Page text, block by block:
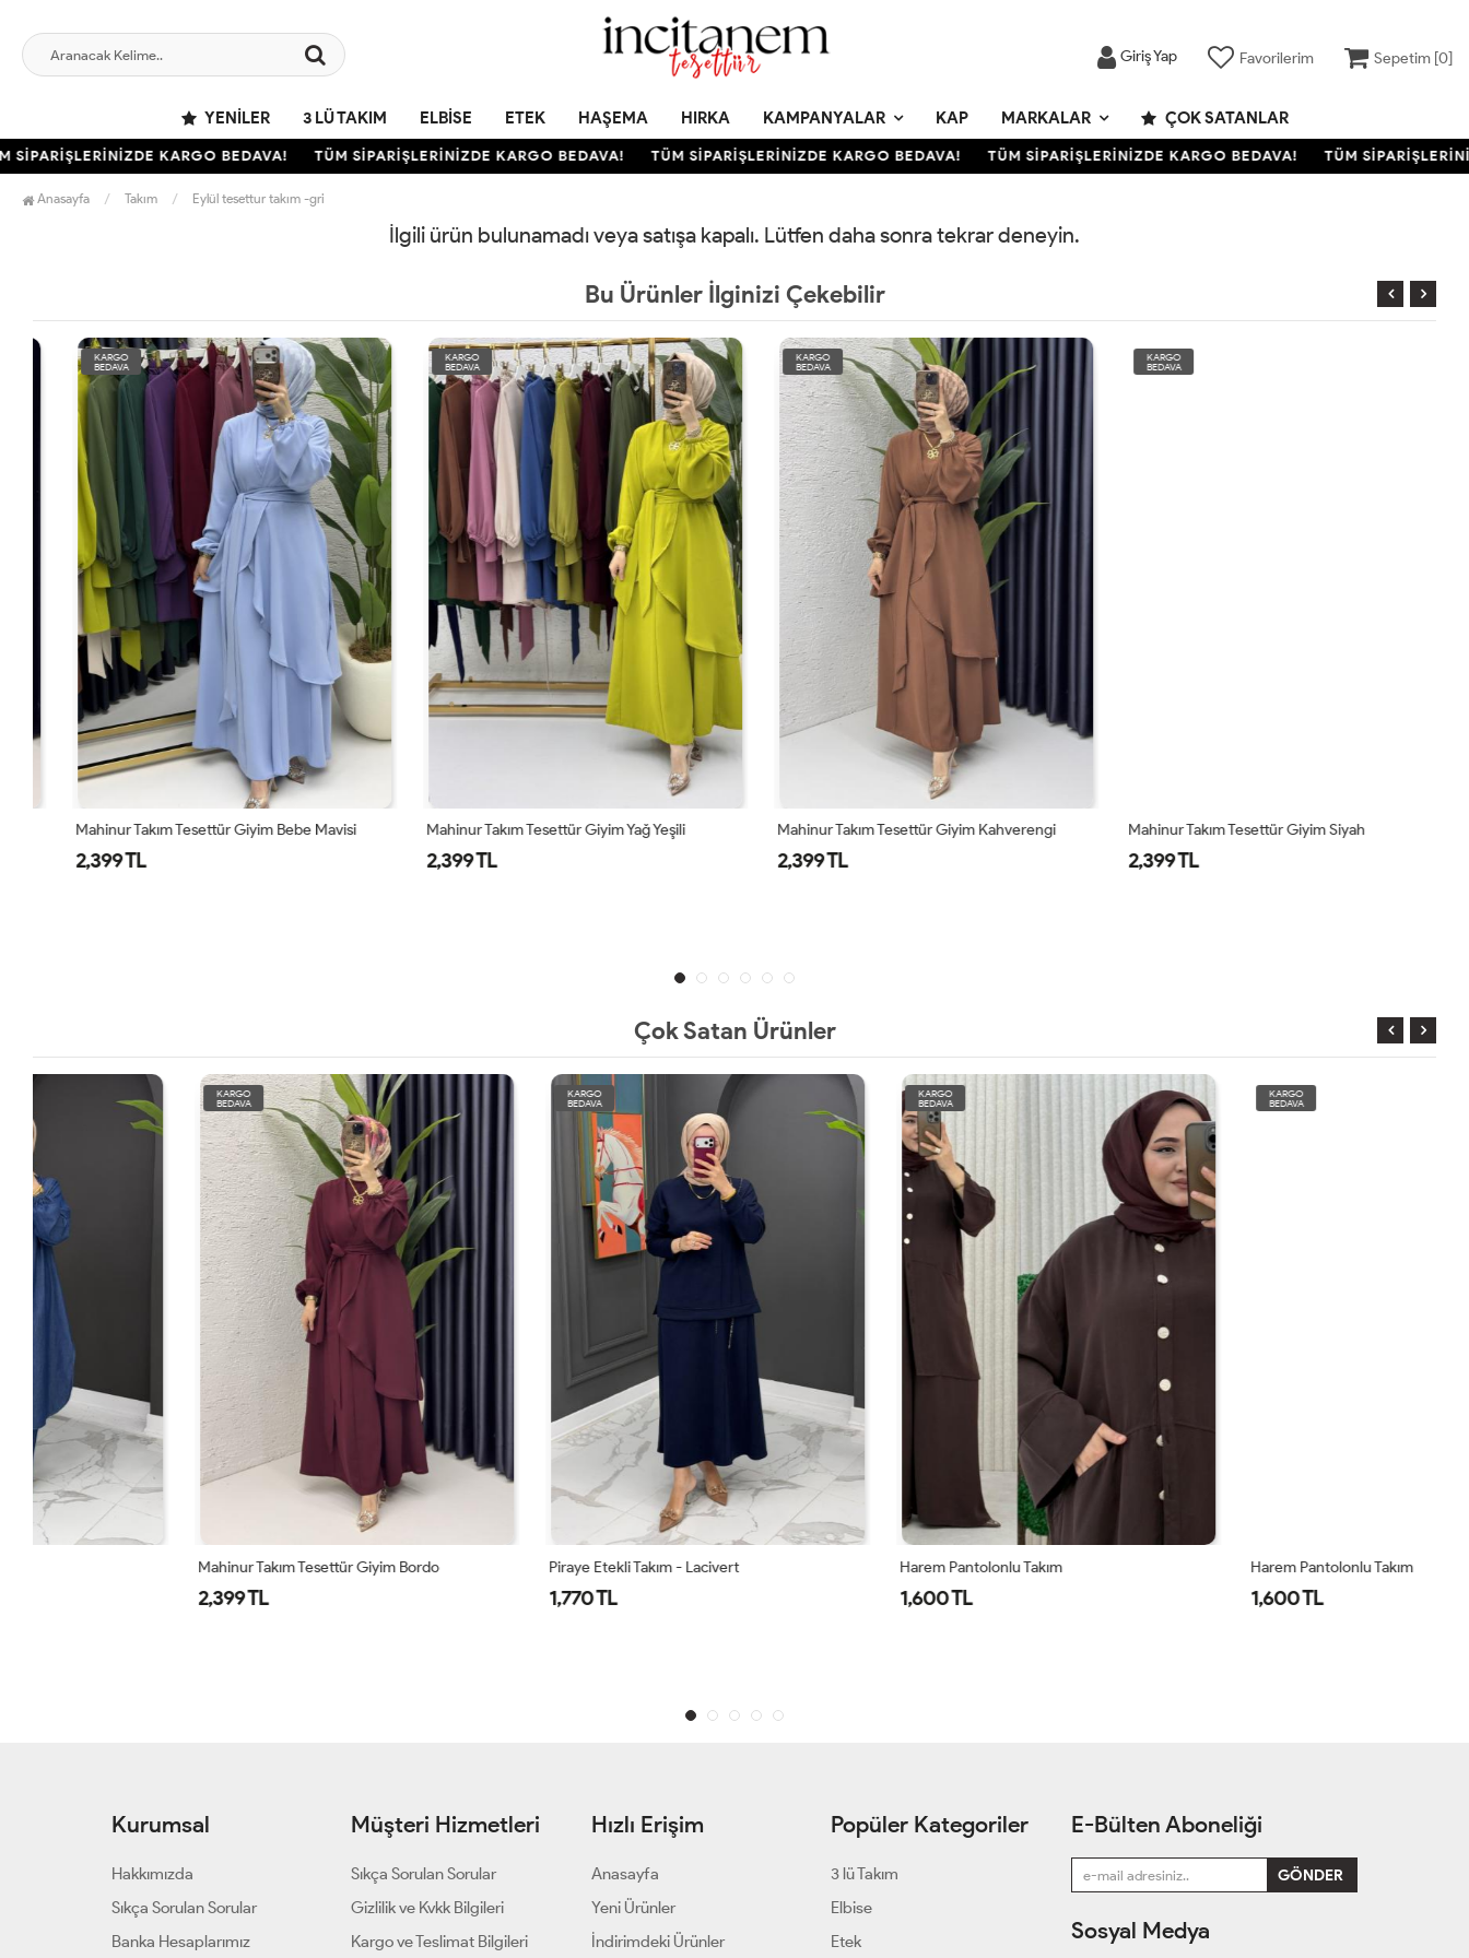
Giriş Yap Favorilerim Sepetim [0]
YENILER 3 LÜ TAKIM ELBISE ETEK HAŞEMA HIRKA KAMPANYALAR KAP MARKALAR ÇOK SATANLAR
KARGO BEDAVA! TÜM SİPARİŞLERİNİZDE KARGO BEDAVA! TÜM SİPARİŞLERİNİZDE KARGO BEDAVA! TÜM SİPARİŞLERİNİZDE KARGO BEDAVA! TÜM
Anasayfa Takım Eylül tesettur takım -gri
İlgili ürün bulunamadı veya satışa kapalı. Lütfen daha sonra tekrar deneyin.
Bu Ürünler İlginizi Çekebilir
KARGO
BEDAVA
Mahinur Takım Tesettür Giyim Bebe Mavisi
2,399 TL
KARGO
BEDAVA
Mahinur Takım Tesettür Giyim Yağ Yeşili
2,399 TL
KARGO
BEDAVA
Mahinur Takım Tesettür Giyim Kahverengi
2,399 TL
KARGO
BEDAVA
Mahinur Takım Tesettür Giyim Siyah
2,399 TL
Çok Satan Ürünler
Mahinur Takım Tesettür Giyim Bordo Piraye Etekli Takım - Lacivert Harem Pantolonlu Takım
KARGO
BEDAVA
Harem Pantolonlu Takım
Kurumsal
Hakkımızda
Sıkça Sorulan Sorular
Banka Hesaplarımız
Müşteri Hizmetleri
Sıkça Sorulan Sorular
Gizlilik ve Kvkk Bilgileri
Kargo ve Teslimat Bilgileri
Hızlı Erişim
Anasayfa
Yeni Ürünler
İndirimdeki Ürünler
Popüler Kategoriler
3 lü Takım
Elbise
Etek
E-Bülten Aboneliği
Sosyal Medya